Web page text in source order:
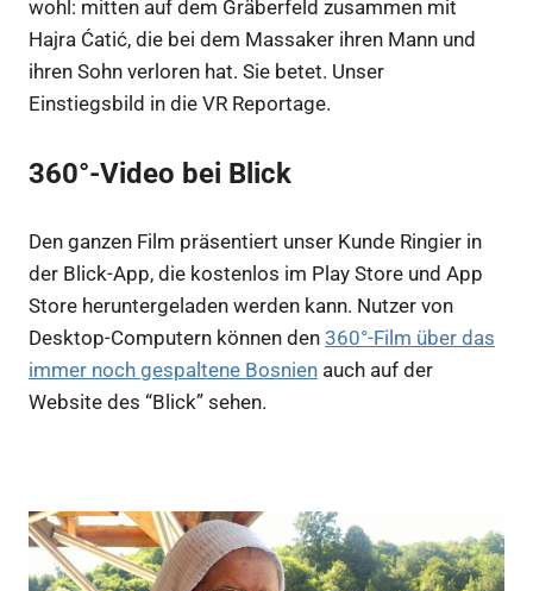
wohl: mitten auf dem Gräberfeld zusammen mit
Hajra Ćatić, die bei dem Massaker ihren Mann und
ihren Sohn verloren hat. Sie betet. Unser
Einstiegsbild in die VR Reportage.
360°-Video bei Blick
Den ganzen Film präsentiert unser Kunde Ringier in
der Blick-App, die kostenlos im Play Store und App
Store heruntergeladen werden kann. Nutzer von
Desktop-Computern können den 360°-Film über das
immer noch gespaltene Bosnien auch auf der
Website des “Blick” sehen.